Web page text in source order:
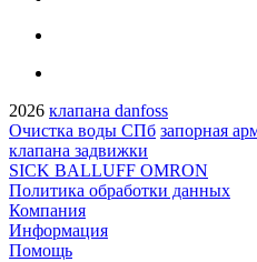
2026 клапана danfoss
Очистка воды СПб запорная
клапана задвижки
SICK BALLUFF OMRON
Политика обработки данных
Компания
Информация
Помощь